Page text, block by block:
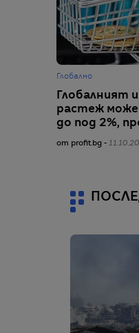
Глобално
Глобалният
растеж може
до под 2%,
от profit.bg -